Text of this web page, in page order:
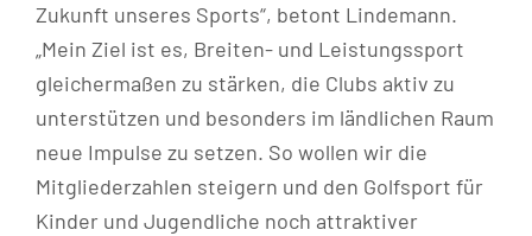
Zukunft unseres Sports“, betont Lindemann.
„Mein Ziel ist es, Breiten- und Leistungssport
gleichermaßen zu stärken, die Clubs aktiv zu
unterstützen und besonders im ländlichen Raum
neue Impulse zu setzen. So wollen wir die
Mitgliederzahlen steigern und den Golfsport für
Kinder und Jugendliche noch attraktiver